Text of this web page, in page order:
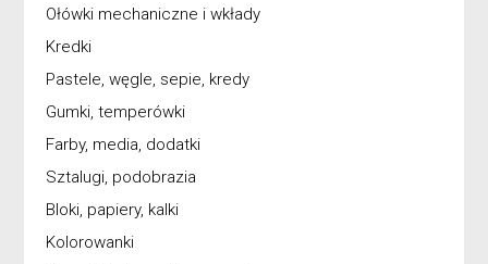
Ołówki mechaniczne i wkłady
Kredki
Pastele, węgle, sepie, kredy
Gumki, temperówki
Farby, media, dodatki
Sztalugi, podobrazia
Bloki, papiery, kalki
Kolorowanki